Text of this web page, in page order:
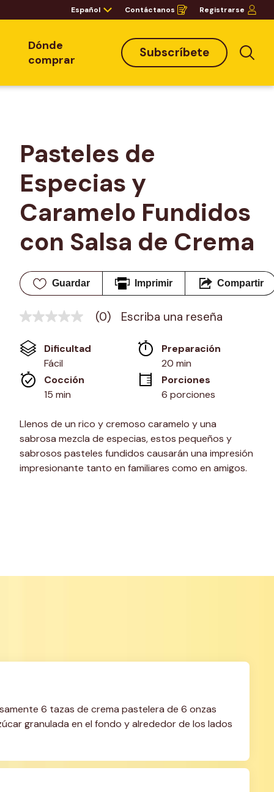
Español Contáctanos
Opens
in
window
Registrarse
Dónde
comprar
Subscríbete
Pasteles de
Especias y
Caramelo Fundidos
con Salsa de Crema
Guardar Imprimir Compartir
Sin
Enlace
en
misma
página.
(0) Escriba una reseña
Dificultad
Fácil
Preparación
20 min
Cocción
15 min
Porciones
6 porciones
Llenos de un rico y cremoso caramelo y una
sabrosa mezcla de especias, estos pequeños y
sabrosos pasteles fundidos causarán una impresión
impresionante tanto en familiares como en amigos.
6 tazas de crema pastelera de 6 onzas
granulada en el fondo y alrededor de los lados